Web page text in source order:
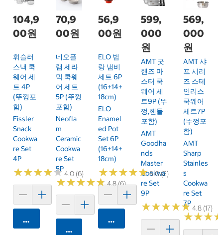
104,9
00원
휘슬러
스낵 쿡
웨어 세
트 4P
(뚜껑포
함)
Fissler
Snack
Cookwa
Re Set
4P
★★★★★
★★★★★4.0 (6)
카트에 담기
70,9
00원
네오플
램 세라
믹 쿡웨
어 세트
5P (뚜껑
포함)
Neofla
M
Ceramic
Cookwa
Re Set
5P
★★★★★
★★★★★4.8 (6)
카트에 담기
56,9
00원
ELO 법
랑 냄비
세트 6P
(16+14+
18cm)
ELO
Enamel
Ed Pot
Set 6P
(16+14+
18cm)
★★★★★
★★★★★5.0 (2)
카트에 담기
599,
000
원
AMT 굿
핸즈 마
스터 쿡
웨어 세
트9P (뚜
껑,핸들
포함)
AMT
Goodha
Nds
Master
Cookwa
Re Set
9P
★★★★★
★★★★★4.8 (17)
569,
000
원
AMT 샤
프 시리
즈 스테
인리스
쿡웨어
세트7P
(뚜껑포
함)
AMT
Sharp
Stainles
S
Cookwa
Re Set
7P
★★★
★★★